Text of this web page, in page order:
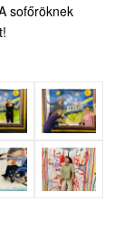
sofőröknek